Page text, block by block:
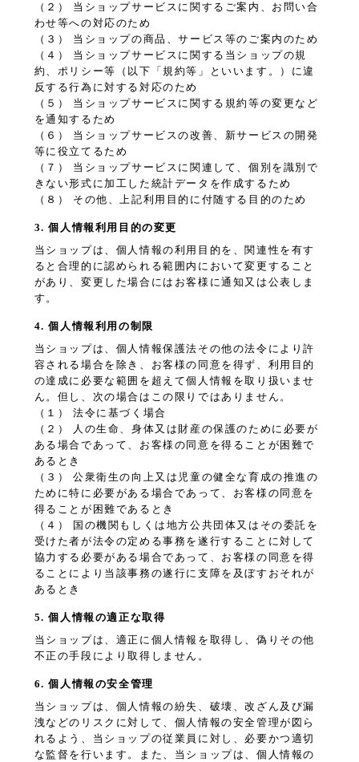
（２） 当ショップサービスに関するご案内、お問い合
わせ等への対応のため
（３） 当ショップの商品、サービス等のご案内のため
（４） 当ショップサービスに関する当ショップの規
約、ポリシー等（以下「規約等」といいます。）に違
反する行為に対する対応のため
（５） 当ショップサービスに関する規約等の変更など
を通知するため
（６） 当ショップサービスの改善、新サービスの開発
等に役立てるため
（７） 当ショップサービスに関連して、個別を識別で
きない形式に加工した統計データを作成するため
（８） その他、上記利用目的に付随する目的のため
3. 個人情報利用目的の変更
当ショップは、個人情報の利用目的を、関連性を有す
ると合理的に認められる範囲内において変更すること
があり、変更した場合にはお客様に通知又は公表しま
す。
4. 個人情報利用の制限
当ショップは、個人情報保護法その他の法令により許
容される場合を除き、お客様の同意を得ず、利用目的
の達成に必要な範囲を超えて個人情報を取り扱いませ
ん。但し、次の場合はこの限りではありません。
（１） 法令に基づく場合
（２） 人の生命、身体又は財産の保護のために必要が
ある場合であって、お客様の同意を得ることが困難で
あるとき
（３） 公衆衛生の向上又は児童の健全な育成の推進の
ために特に必要がある場合であって、お客様の同意を
得ることが困難であるとき
（４） 国の機関もしくは地方公共団体又はその委託を
受けた者が法令の定める事務を遂行することに対して
協力する必要がある場合であって、お客様の同意を得
ることにより当該事務の遂行に支障を及ぼすおそれが
あるとき
5. 個人情報の適正な取得
当ショップは、適正に個人情報を取得し、偽りその他
不正の手段により取得しません。
6. 個人情報の安全管理
当ショップは、個人情報の紛失、破壊、改ざん及び漏
洩などのリスクに対して、個人情報の安全管理が図ら
れるよう、当ショップの従業員に対し、必要かつ適切
な監督を行います。また、当ショップは、個人情報の